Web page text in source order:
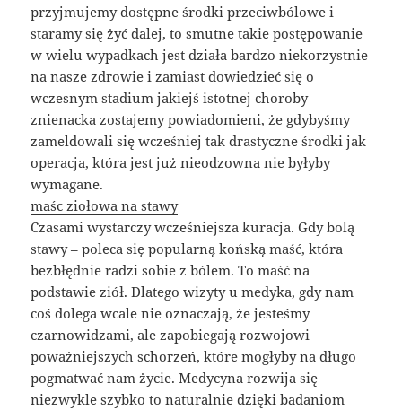
przyjmujemy dostępne środki przeciwbólowe i
staramy się żyć dalej, to smutne takie postępowanie
w wielu wypadkach jest działa bardzo niekorzystnie
na nasze zdrowie i zamiast dowiedzieć się o
wczesnym stadium jakiejś istotnej choroby
znienacka zostajemy powiadomieni, że gdybyśmy
zameldowali się wcześniej tak drastyczne środki jak
operacja, która jest już nieodzowna nie byłyby
wymagane.
maśc ziołowa na stawy
Czasami wystarczy wcześniejsza kuracja. Gdy bolą
stawy – poleca się popularną końską maść, która
bezbłędnie radzi sobie z bólem. To maść na
podstawie ziół. Dlatego wizyty u medyka, gdy nam
coś dolega wcale nie oznaczają, że jesteśmy
czarnowidzami, ale zapobiegają rozwojowi
poważniejszych schorzeń, które mogłyby na długo
pogmatwać nam życie. Medycyna rozwija się
niezwykle szybko to naturalnie dzięki badaniom